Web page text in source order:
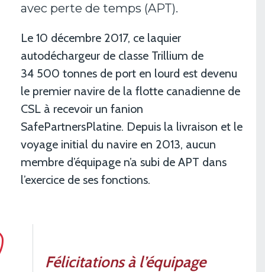
avec perte de temps (APT).
Le 10 décembre 2017, ce laquier
autodéchargeur de classe Trillium de
34 500 tonnes de port en lourd est devenu
le premier navire de la flotte canadienne de
CSL à recevoir un fanion
SafePartnersPlatine. Depuis la livraison et le
voyage initial du navire en 2013, aucun
membre d’équipage n’a subi de APT dans
l’exercice de ses fonctions.
Félicitations à l’équipage